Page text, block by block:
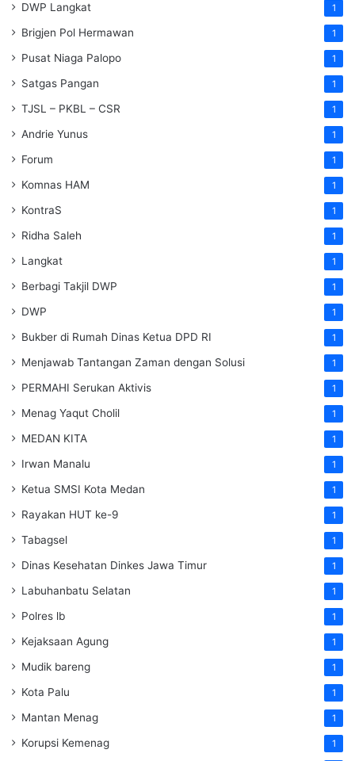
DWP Langkat 1
Brigjen Pol Hermawan 1
Pusat Niaga Palopo 1
Satgas Pangan 1
TJSL – PKBL – CSR 1
Andrie Yunus 1
Forum 1
Komnas HAM 1
KontraS 1
Ridha Saleh 1
Langkat 1
Berbagi Takjil DWP 1
DWP 1
Bukber di Rumah Dinas Ketua DPD RI 1
Menjawab Tantangan Zaman dengan Solusi 1
PERMAHI Serukan Aktivis 1
Menag Yaqut Cholil 1
MEDAN KITA 1
Irwan Manalu 1
Ketua SMSI Kota Medan 1
Rayakan HUT ke-9 1
Tabagsel 1
Dinas Kesehatan Dinkes Jawa Timur 1
Labuhanbatu Selatan 1
Polres lb 1
Kejaksaan Agung 1
Mudik bareng 1
Kota Palu 1
Mantan Menag 1
Korupsi Kemenag 1